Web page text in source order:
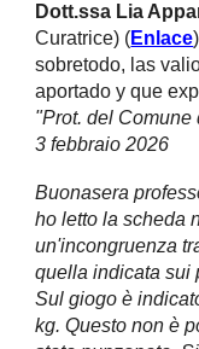
Dott.ssa Lia
Curatrice) (Enlace
sobretodo, las
aportado y que
"Prot. del
3 febbraio 2026
Buonasera
ho letto la scheda
un'incongruenza
quella indicata sui
Sul giogo è
kg. Questo non è